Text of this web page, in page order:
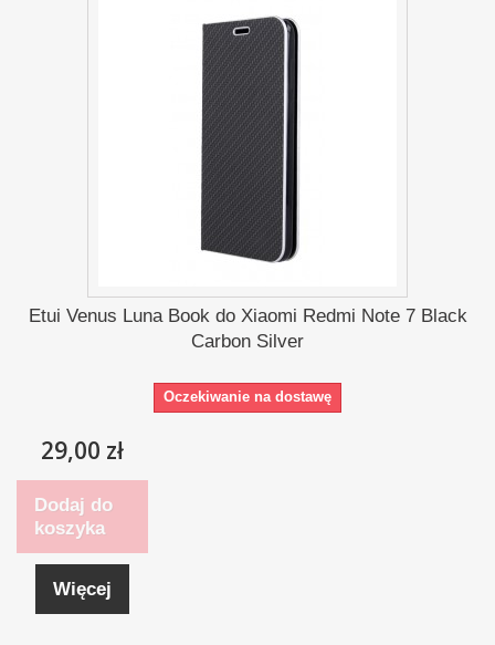
Etui Venus Luna Book do Xiaomi Redmi Note 7 Black
Carbon Silver
Oczekiwanie na dostawę
29,00 zł
Dodaj do
koszyka
Więcej